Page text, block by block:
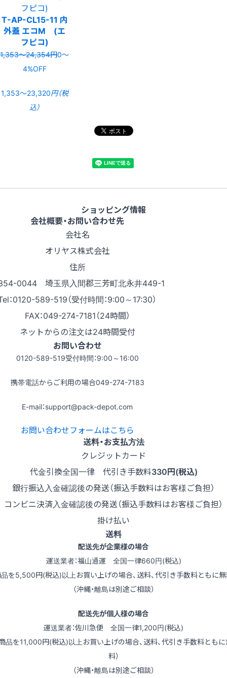
T-AP-CL15-11 内
外蓋 エコM (エ
フピコ)
1,353〜24,354円0〜
4%OFF
1,353〜23,320円（税
込）
ショッピング情報
会社概要・お問い合わせ先
会社名
オリヤス株式会社
住所
0044 埼玉県入間郡三芳町北永井449-1
：0120-589-519（受付時間：9:00～17:30）
FAX：049-274-7181（24時間）
ネットからの注文は24時間受付
お問い合わせ
0120-589-519受付時間：9:00～16:00
携帯電話からご利用の場合049-274-7183
E-mail：support@pack-depot.com
お問い合わせフォームはこちら
送料・お支払方法
クレジットカード
代金引換全国一律 代引き手数料330円(税込)
銀行振込入金確認後の発送（振込手数料はお客様ご負担）
コンビニ決済入金確認後の発送（振込手数料はお客様ご負担）
掛け払い
送料
配送先が企業様の場合
運送業者：福山通運 全国一律660円(税込)
品を5,500円(税込)以上お買い上げの場合、送料、代引き手数料ともに無
（沖縄・離島は別途ご相談）
配送先が個人様の場合
運送業者：佐川急便 全国一律1,200円(税込)
品を11,000円(税込)以上お買い上げの場合、送料、代引き手数料とも
料）
（沖縄・離島は別途ご相談）